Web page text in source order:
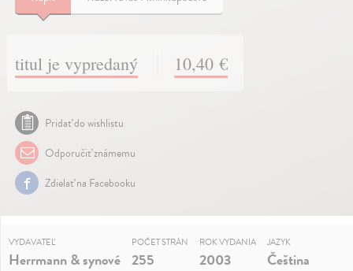
titul je vypredaný 10,40 €
Pridať do wishlistu
Odporučiť známemu
Zdielať na Facebooku
VYDAVATEĽ
Herrmann & synové
POČET STRÁN
255
ROK VYDANIA
2003
JAZYK
Čeština